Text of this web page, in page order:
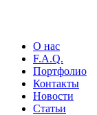
О нас
F.A.Q.
Портфолио
Контакты
Новости
Статьи